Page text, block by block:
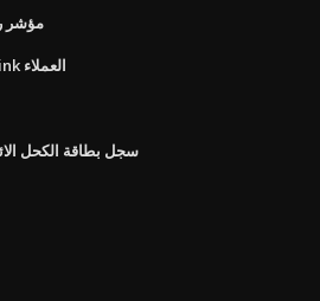
مؤشر
القروض عبر الإنترنت centrelink العملاء
سجل بطاقة الكحل